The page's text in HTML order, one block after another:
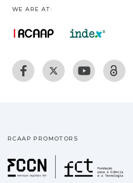
WE ARE AT:
RCAAP PROMOTORS